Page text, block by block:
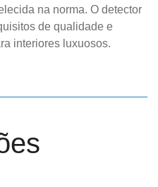
na norma. O detector
de qualidade e
interiores luxuosos.